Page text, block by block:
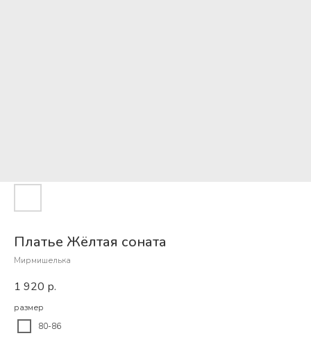
Платье Жёлтая соната
Мирмишелька
1 920 р.
размер
80-86